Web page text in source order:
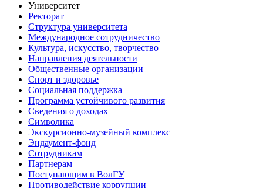
Университет
Ректорат
Структура университета
Международное сотрудничество
Культура, искусство, творчество
Направления деятельности
Общественные организации
Спорт и здоровье
Социальная поддержка
Программа устойчивого развития
Сведения о доходах
Символика
Экскурсионно-музейный комплекс
Эндаумент-фонд
Сотрудникам
Партнерам
Поступающим в ВолГУ
Противодействие коррупции